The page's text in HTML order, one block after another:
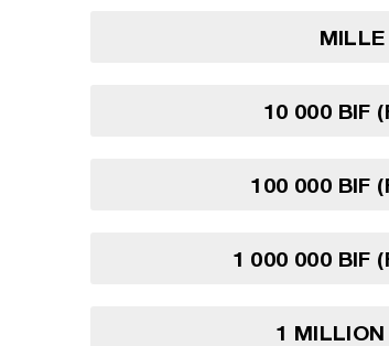
10 000 BIF
100 000 BIF
1 000 000 BIF
1